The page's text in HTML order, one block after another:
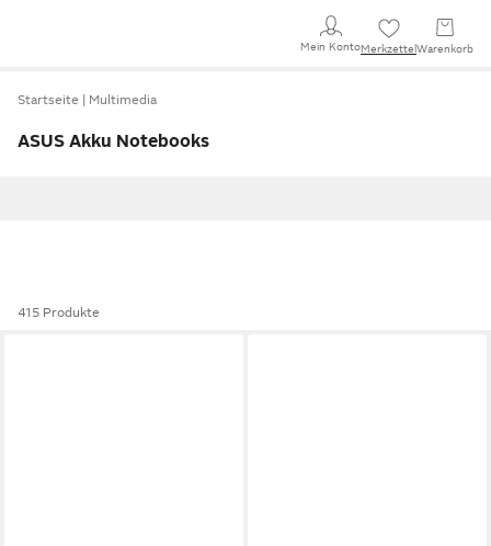
Mein KontoMerkzettel Warenkorb
Startseite Multimedia
ASUS Akku Notebooks
415 Produkte